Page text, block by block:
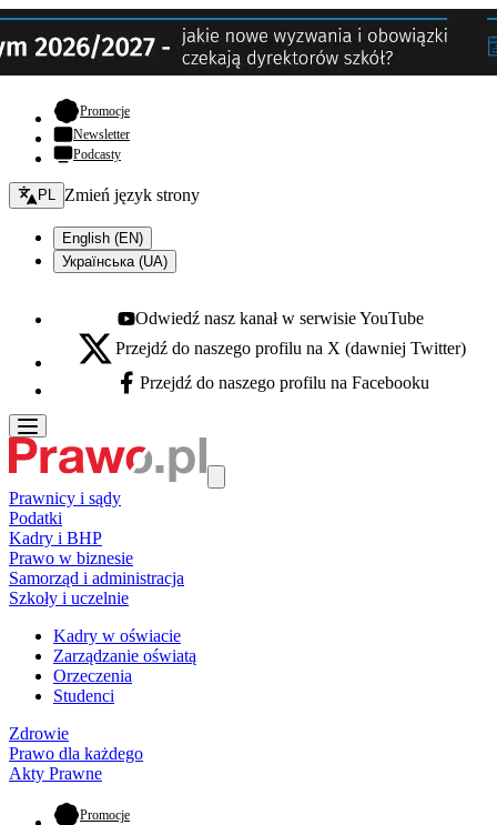
Promocje- otwiera się w nowej karcie
Newsletter
Podcasty
Zmień język - bieżący:
PL Zmień język strony
English (EN)
Українська (UA)
Youtube - otwiera się w nowej karcie
Odwiedź nasz kanał w serwisie YouTube
X - otwiera się w nowej karcie
Przejdź do naszego profilu na X (dawniej Twitter)
Facebook - otwiera się w nowej karcie
Przejdź do naszego profilu na Facebooku
Prawnicy i sądy
Podatki
Kadry i BHP
Prawo w biznesie
Samorząd i administracja
Szkoły i uczelnie
Kadry w oświacie
Zarządzanie oświatą
Orzeczenia
Studenci
Zdrowie
Prawo dla każdego
Akty Prawne
Promocje- otwiera się w nowej karcie